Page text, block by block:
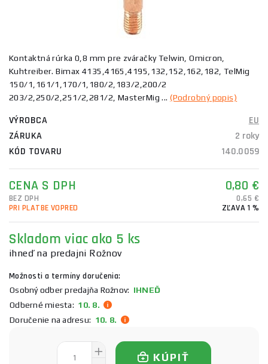
Kontaktná rúrka 0,8 mm pre zváračky Telwin, Omicron,
Kuhtreiber. Bimax 4135,4165,4195,132,152,162,182, TelMig
150/1,161/1,170/1,180/2,183/2,200/2
203/2,250/2,251/2,281/2, MasterMig ...(Podrobný popis)
VÝROBCA
EU
ZÁRUKA
2 roky
KÓD TOVARU
140.0059
CENA S DPH 0,80 €
BEZ DPH
0,65 €
PRI PLATBE VOPRED
ZĽAVA 1 %
Skladom viac ako 5 ks
ihneď na predajni Rožnov
Možnosti a termíny doručenia:
Osobný odber predajňa Rožnov: IHNEĎ
Odberné miesta: 10. 8.
Doručenie na adresu: 10. 8.
KÚPIŤ